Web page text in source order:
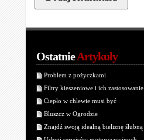
OstatnieArtykuły
Problem z pożyczkami
Filtry kieszeniowe i ich zastosowanie
Ciepło w chlewie musi być
Bluszcz w Ogrodzie
Znajdź swoją idealną bieliznę ślubną